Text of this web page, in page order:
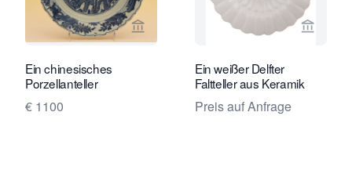
Verkaeuferseite von Limburg
Ein chinesisches
Porzellanteller
€ 1100
Ein weißer Delfter
Faltteller aus Keramik
Preis auf Anfrage